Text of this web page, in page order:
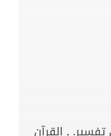
تفسير. , القرآن